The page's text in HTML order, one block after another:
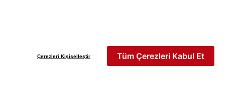
Çerezleri Kişiselleştir Tüm Çerezleri Kabul Et